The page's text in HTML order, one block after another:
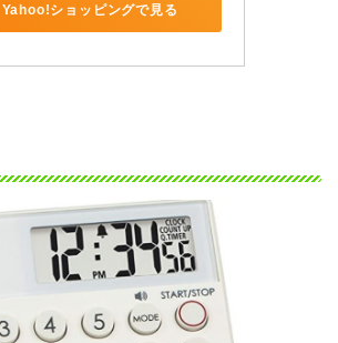
Yahoo!ショッピングで見る